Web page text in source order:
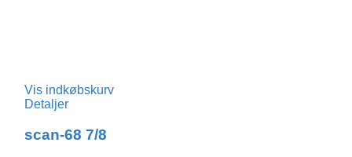
Vis indkøbskurv
Detaljer
scan-68 7/8